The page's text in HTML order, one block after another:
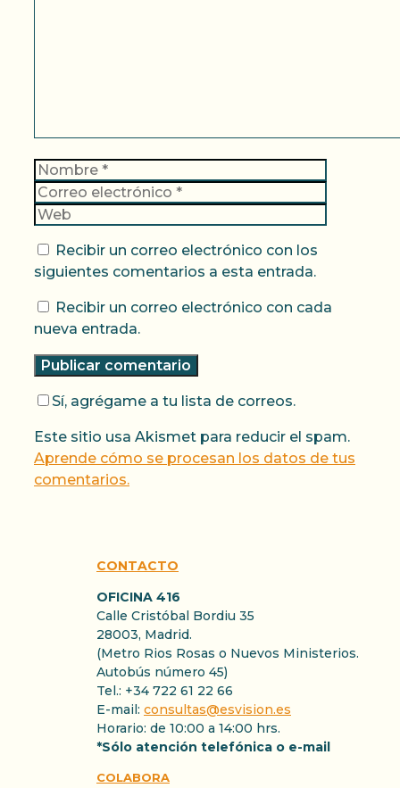
Nombre
Recibir un correo electrónico con los
siguientes comentarios a esta entrada.
Recibir un correo electrónico con cada
nueva entrada.
Sí, agrégame a tu lista de correos.
Este sitio usa Akismet para reducir el spam.
Aprende cómo se procesan los datos de tus
comentarios.
CONTACTO
OFICINA 416
Calle Cristóbal Bordiu 35
28003, Madrid.
(Metro Rios Rosas o Nuevos Ministerios.
Autobús número 45)
Tel.: +34 722 61 22 66
E-mail: consultas@esvision.es
Horario: de 10:00 a 14:00 hrs.
*Sólo atención telefónica o e-mail
COLABORA